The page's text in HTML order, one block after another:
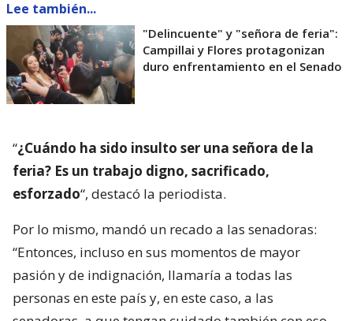
Lee también...
"Delincuente" y "señora de feria":
Campillai y Flores protagonizan
duro enfrentamiento en el Senado
“¿Cuándo ha sido insulto ser una señora de la
feria? Es un trabajo digno, sacrificado,
esforzado“, destacó la periodista.
Por lo mismo, mandó un recado a las senadoras:
“Entonces, incluso en sus momentos de mayor
pasión y de indignación, llamaría a todas las
personas en este país y, en este caso, a las